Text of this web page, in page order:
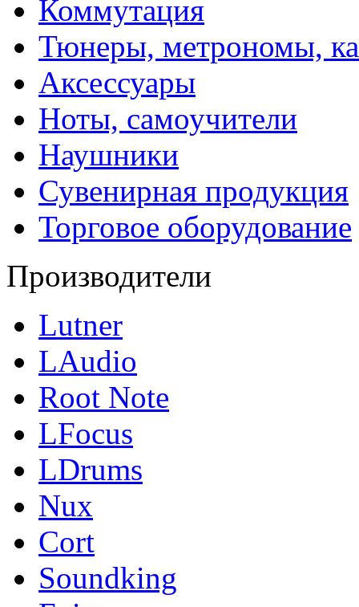
Коммутация
Тюнеры, метрономы,
Аксессуары
Ноты, самоучители
Наушники
Сувенирная продукция
Торговое оборудование
Производители
Lutner
LAudio
Root Note
LFocus
LDrums
Nux
Cort
Soundking